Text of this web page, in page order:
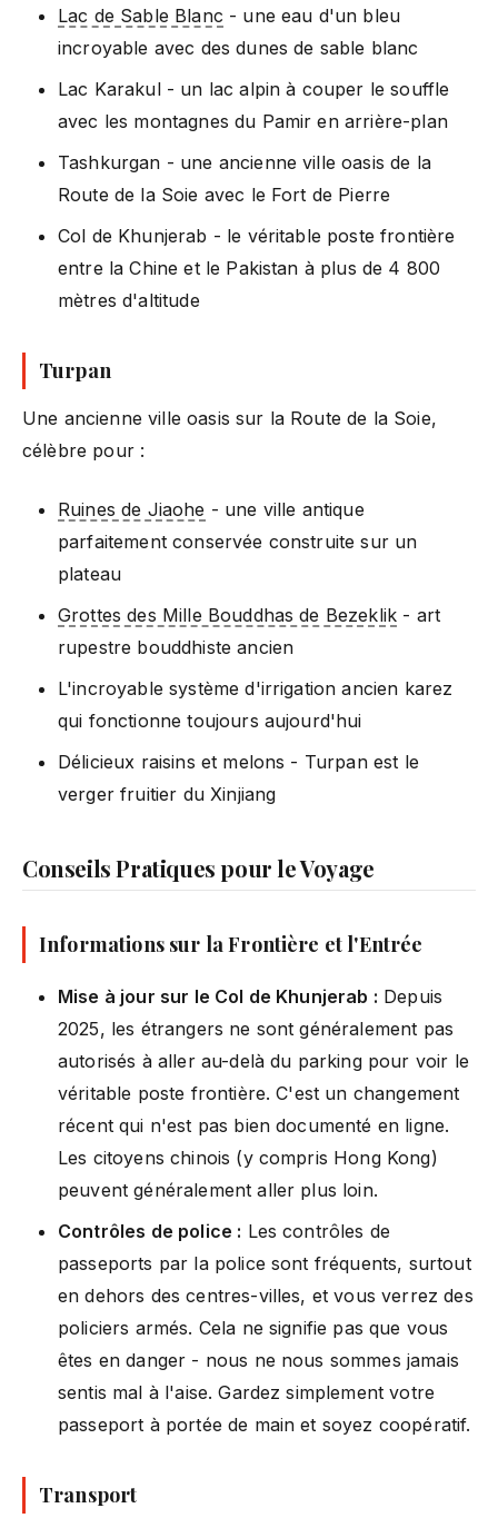
Lac de Sable Blanc - une eau d'un bleu
incroyable avec des dunes de sable blanc
Lac Karakul - un lac alpin à couper le souffle
avec les montagnes du Pamir en arrière-plan
Tashkurgan - une ancienne ville oasis de la
Route de la Soie avec le Fort de Pierre
Col de Khunjerab - le véritable poste frontière
entre la Chine et le Pakistan à plus de 4 800
mètres d'altitude
Turpan
Une ancienne ville oasis sur la Route de la Soie,
célèbre pour :
Ruines de Jiaohe - une ville antique
parfaitement conservée construite sur un
plateau
Grottes des Mille Bouddhas de Bezeklik - art
rupestre bouddhiste ancien
L'incroyable système d'irrigation ancien karez
qui fonctionne toujours aujourd'hui
Délicieux raisins et melons - Turpan est le
verger fruitier du Xinjiang
Conseils Pratiques pour le Voyage
Informations sur la Frontière et l'Entrée
Mise à jour sur le Col de Khunjerab : Depuis
2025, les étrangers ne sont généralement pas
autorisés à aller au-delà du parking pour voir le
véritable poste frontière. C'est un changement
récent qui n'est pas bien documenté en ligne.
Les citoyens chinois (y compris Hong Kong)
peuvent généralement aller plus loin.
Contrôles de police : Les contrôles de
passeports par la police sont fréquents, surtout
en dehors des centres-villes, et vous verrez des
policiers armés. Cela ne signifie pas que vous
êtes en danger - nous ne nous sommes jamais
sentis mal à l'aise. Gardez simplement votre
passeport à portée de main et soyez coopératif.
Transport